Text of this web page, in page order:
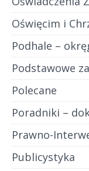
Oświęcim i
Podhale –
Podstawowe
Polecane
Poradniki –
Prawno-
Publicystyka